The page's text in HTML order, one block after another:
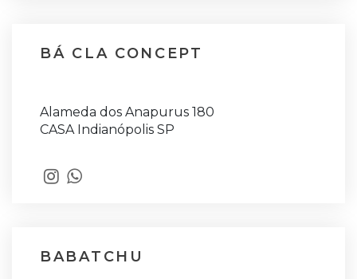
BÁ CLA CONCEPT
Alameda dos Anapurus 180
CASA Indianópolis SP
BABATCHU